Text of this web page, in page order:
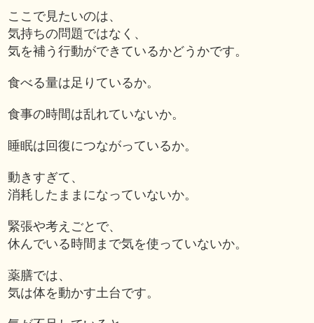
ここで見たいのは、
気持ちの問題ではなく、
気を補う行動ができているかどうかです。
食べる量は足りているか。
食事の時間は乱れていないか。
睡眠は回復につながっているか。
動きすぎて、
消耗したままになっていないか。
緊張や考えごとで、
休んでいる時間まで気を使っていないか。
薬膳では、
気は体を動かす土台です。